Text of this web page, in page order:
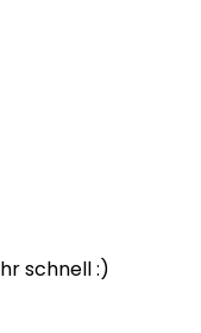
schnell :)